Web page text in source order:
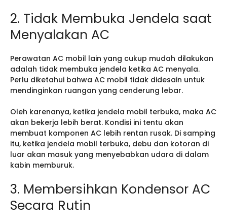
2. Tidak Membuka Jendela saat
Menyalakan AC
Perawatan AC mobil lain yang cukup mudah dilakukan
adalah tidak membuka jendela ketika AC menyala.
Perlu diketahui bahwa AC mobil tidak didesain untuk
mendinginkan ruangan yang cenderung lebar.
Oleh karenanya, ketika jendela mobil terbuka, maka AC
akan bekerja lebih berat. Kondisi ini tentu akan
membuat komponen AC lebih rentan rusak. Di samping
itu, ketika jendela mobil terbuka, debu dan kotoran di
luar akan masuk yang menyebabkan udara di dalam
kabin memburuk.
3. Membersihkan Kondensor AC
Secara Rutin